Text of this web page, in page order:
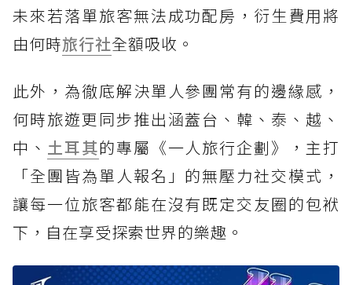
未來若落單旅客無法成功配房，衍生費用將
由何時旅行社全額吸收。
此外，為徹底解決單人參團常有的邊緣感，
何時旅遊更同步推出涵蓋台、韓、泰、越、
中、 土耳其的專屬《一人旅行企劃》，主打
「全團皆為單人報名」的無壓力社交模式，
讓每一位旅客都能在沒有既定交友圈的包袱
下，自在享受探索世界的樂趣。